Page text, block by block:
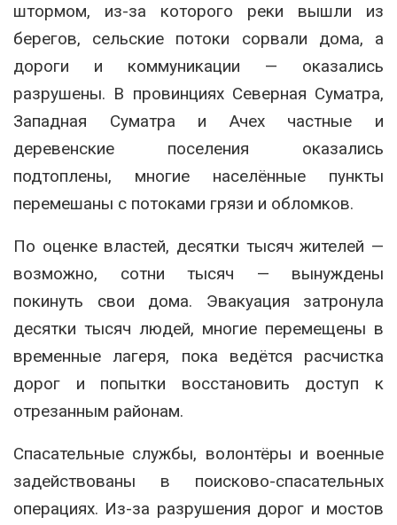
штормом, из-за которого реки вышли из
берегов, сельские потоки сорвали дома, а
дороги и коммуникации — оказались
разрушены. В провинциях Северная Суматра,
Западная Суматра и Ачех частные и
деревенские поселения оказались
подтоплены, многие населённые пункты
перемешаны с потоками грязи и обломков.
По оценке властей, десятки тысяч жителей —
возможно, сотни тысяч — вынуждены
покинуть свои дома. Эвакуация затронула
десятки тысяч людей, многие перемещены в
временные лагеря, пока ведётся расчистка
дорог и попытки восстановить доступ к
отрезанным районам.
Спасательные службы, волонтёры и военные
задействованы в поисково-спасательных
операциях. Из-за разрушения дорог и мостов